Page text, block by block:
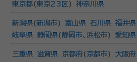
東京都 ( 東京23区 ) 神奈川県
新潟県(新潟市) 富山県 石川県 福井県
岐阜県
静岡県( 静岡市、 浜松市) 愛知県
三重県 滋賀県 京都府( 京都市) 大阪府